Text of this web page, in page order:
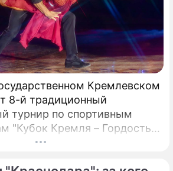
Кремлевском
8-й традиционный
турнир по спортивным
"Кубок Кремля – Гордость